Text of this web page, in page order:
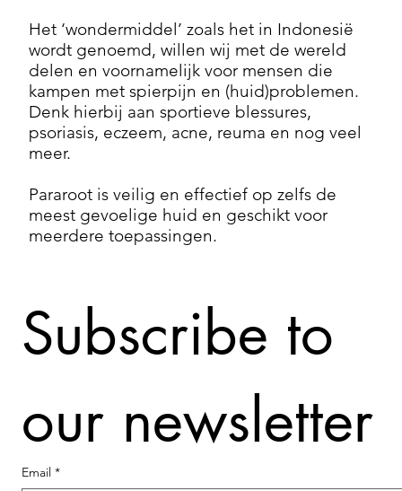
Het ‘wondermiddel’ zoals het in Indonesië
wordt genoemd, willen wij met de wereld
delen en voornamelijk voor mensen die
kampen met spierpijn en (huid)problemen.
Denk hierbij aan sportieve blessures,
psoriasis, eczeem, acne, reuma en nog veel
meer.
Pararoot is veilig en effectief op zelfs de
meest gevoelige huid en geschikt voor
meerdere toepassingen.
More
Verzending en
retour
voorwaarden
E-mail
goodie
aanbiedingen en
berichten over de
Contact
+31 6
Subscribe to
our newsletter
Email *